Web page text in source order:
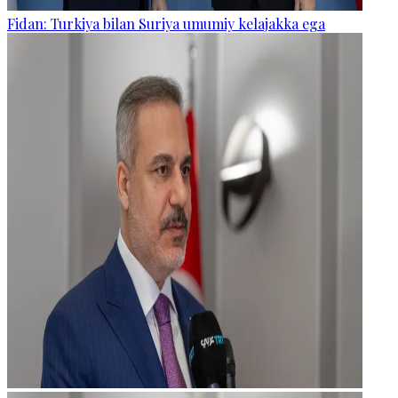
Fidan: Turkiya bilan Suriya umumiy kelajakka ega